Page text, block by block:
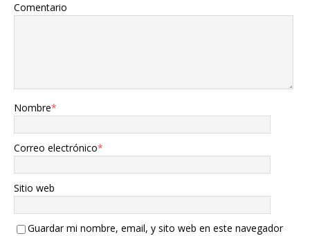
Comentario
Nombre*
Correo electrónico*
Sitio web
Guardar mi nombre, email, y sito web en este navegador